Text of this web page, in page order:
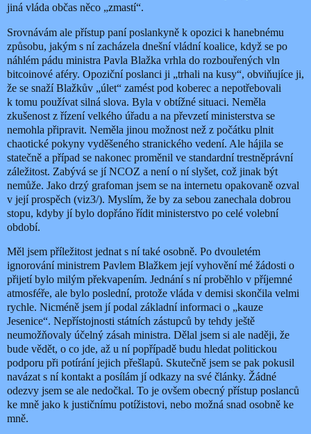
jiná vláda občas něco „zmastí“.
Srovnávám ale přístup paní poslankyně k opozici k hanebnému
způsobu, jakým s ní zacházela dnešní vládní koalice, když se po
náhlém pádu ministra Pavla Blažka vrhla do rozbouřených vln
bitcoinové aféry. Opozičníposlanci ji „trhali na kusy“, obviňujíce ji,
že se snaží Blažkův „úlet“ zamést pod koberec a nepotřebovali
k tomu používat silná slova. Byla v obtížné situaci. Neměla
zkušenost z řízení velkého úřadu a na převzetí ministerstva se
nemohla připravit. Neměla jinou možnost než z počátku plnit
chaotické pokyny vyděšeného stranického vedení. Ale hájila se
statečně a případ se nakonec proměnil ve standardní trestněprávní
záležitost. Zabývá se jí NCOZ a není o ní slyšet, což jinak být
nemůže. Jako drzý grafoman jsem se na internetu opakovaně ozval
v její prospěch (viz3/). Myslím, že by za sebou zanechala dobrou
stopu, kdyby jí bylo dopřáno řídit ministerstvo po celé volební
období.
Měl jsem příležitost jednat s ní také osobně. Po dvouletém
ignorování ministrem Pavlem Blažkem její vyhovění mé žádosti o
přijetí bylo milým překvapením. Jednání s ní proběhlo v příjemné
atmosféře, ale bylo poslední, protože vláda v demisi skončila velmi
rychle. Nicméně jsem jí podal základní informaci o „kauze
Jesenice“. Nepřístojnosti státních zástupců by tehdy ještě
neumožňovaly účelný zásah ministra. Dělal jsem si ale naději, že
bude vědět, o co jde, až u ní popřípadě budu hledat politickou
podporu při potírání jejich přešlapů. Skutečně jsem se pak pokusil
navázat s ní kontakt a posílám jí odkazy na své články. Žádné
odezvy jsem se ale nedočkal. To je ovšem obecný přístup poslanců
ke mně jako k justičnímu potížistovi, nebo možná snad osobně ke
mně.